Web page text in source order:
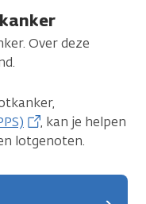
Over deze
, kan je helpen
lotgenoten.